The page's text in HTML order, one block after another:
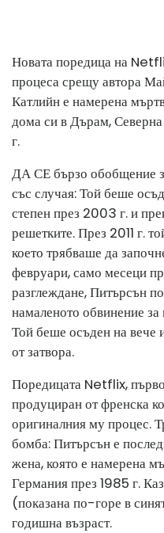
Новата поредица на
процеса срещу автора
Катлийн е намерена
дома си в Дърам,
г.
ДА СЕбързо обобщение
със случая: Той беше
степен през 2003 г. и
решетките. През 2011 г.
което трябваше да
февруари, само месеци
разглеждане, Питърсън
намаленото обвинение
Той беше осъден на вече
от затвора.
Поредицата Netflix,
продуциран от френска
оригиналния му процес.
бомба: Питърсън е
жена, която е намерена
Германия през 1985 г.
(показана по-горе в
годишна възраст.